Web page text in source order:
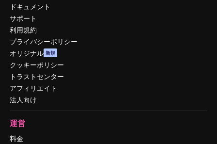
ドキュメント
サポート
利用規約
プライバシーポリシー
オリジナル 新規
クッキーポリシー
トラストセンター
アフィリエイト
法人向け
運営
料金